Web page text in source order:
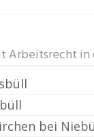
Arbeitsrecht in
bei